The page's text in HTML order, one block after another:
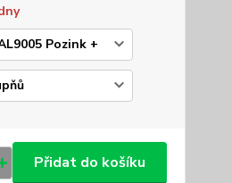
Přidat do košíku